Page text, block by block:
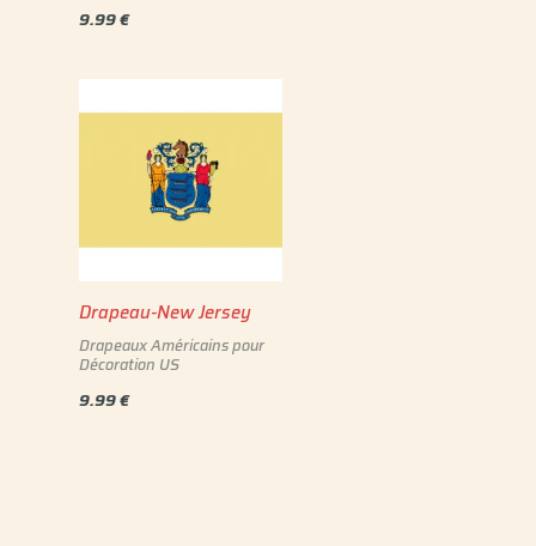
9.99€
Drapeau-New Jersey
Drapeaux Américains pour
Décoration US
9.99€